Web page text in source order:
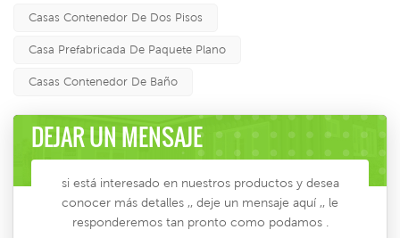
Casas Contenedor De Dos Pisos
Casa Prefabricada De Paquete Plano
Casas Contenedor De Baño
DEJAR UN MENSAJE
si está interesado en nuestros productos y desea
conocer más detalles ,, deje un mensaje aquí ,, le
responderemos tan pronto como podamos .